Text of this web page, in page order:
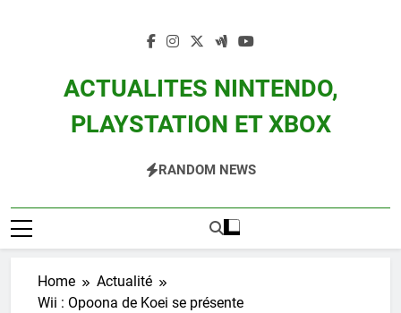
ACTUALITES NINTENDO,
PLAYSTATION ET XBOX
Zelda, Splatoon, Pokemon Entre Autres
RANDOM NEWS
Home
Actualité
Wii : Opoona de Koei se présente